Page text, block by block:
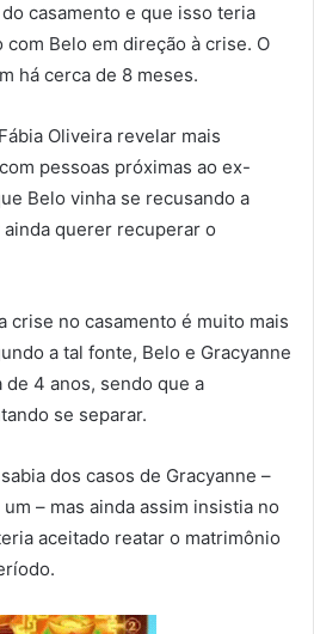
casamento e que isso teria
Belo em direção à crise. O
há cerca de 8 meses.
Oliveira revelar mais
pessoas próximas ao ex-
Belo vinha se recusando a
querer recuperar o
crise no casamento é muito mais
a tal fonte, Belo e Gracyanne
4 anos, sendo que a
se separar.
dos casos de Gracyanne –
– mas ainda assim insistia no
aceitado reatar o matrimônio